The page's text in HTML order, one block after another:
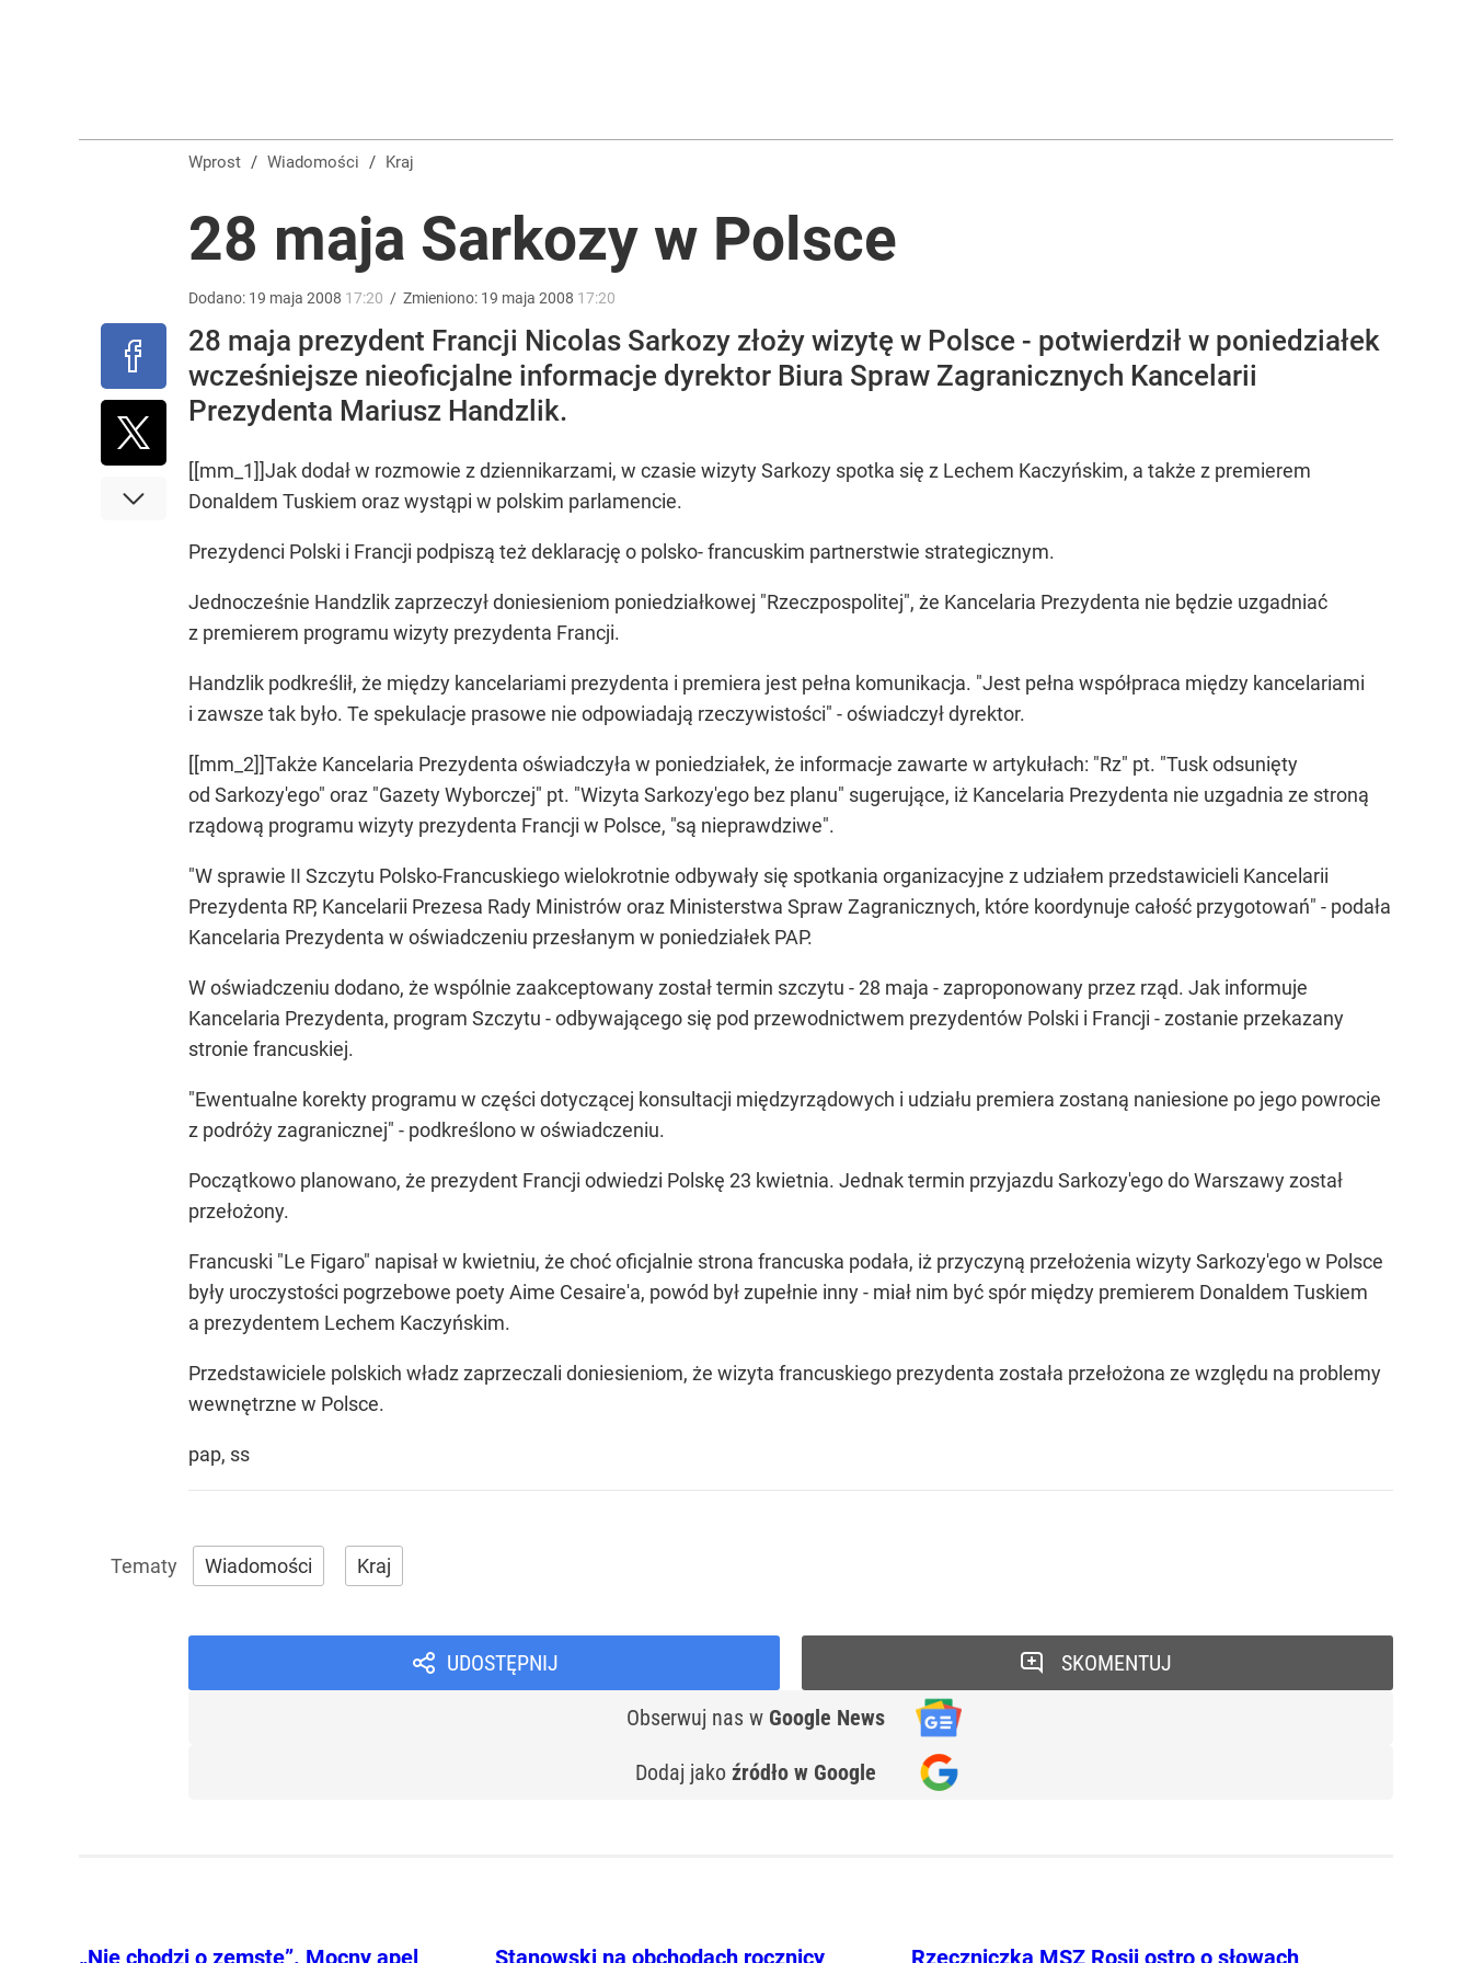
Gorąco w Tatrach, turyści w szoku. Musiała interweniować policja
Tego sondażu premier nie może zlekceważyć. Polacy o przywróceniu CPN
Wprost / Wiadomości / Kraj
28 maja Sarkozy w Polsce
Dodano: 19 maja 2008 17:20 / Zmieniono: 19 maja 2008 17:20
28 maja prezydent Francji Nicolas Sarkozy złoży wizytę w Polsce - potwierdził w poniedziałek
wcześniejsze nieoficjalne informacje dyrektor Biura Spraw Zagranicznych Kancelarii
Prezydenta Mariusz Handzlik.
[[mm_1]]Jak dodał w rozmowie z dziennikarzami, w czasie wizyty Sarkozy spotka się z Lechem Kaczyńskim, a także z premierem
Donaldem Tuskiem oraz wystąpi w polskim parlamencie.
Prezydenci Polski i Francji podpiszą też deklarację o polsko- francuskim partnerstwie strategicznym.
Jednocześnie Handzlik zaprzeczył doniesieniom poniedziałkowej "Rzeczpospolitej", że Kancelaria Prezydenta nie będzie uzgadniać
z premierem programu wizyty prezydenta Francji.
Handzlik podkreślił, że między kancelariami prezydenta i premiera jest pełna komunikacja. "Jest pełna współpraca między kancelariami
i zawsze tak było. Te spekulacje prasowe nie odpowiadają rzeczywistości" - oświadczył dyrektor.
[[mm_2]]Także Kancelaria Prezydenta oświadczyła w poniedziałek, że informacje zawarte w artykułach: "Rz" pt. "Tusk odsunięty
od Sarkozy'ego" oraz "Gazety Wyborczej" pt. "Wizyta Sarkozy'ego bez planu" sugerujące, iż Kancelaria Prezydenta nie uzgadnia ze stroną
rządową programu wizyty prezydenta Francji w Polsce, "są nieprawdziwe".
"W sprawie II Szczytu Polsko-Francuskiego wielokrotnie odbywały się spotkania organizacyjne z udziałem przedstawicieli Kancelarii
Prezydenta RP, Kancelarii Prezesa Rady Ministrów oraz Ministerstwa Spraw Zagranicznych, które koordynuje całość przygotowań" - podała
Kancelaria Prezydenta w oświadczeniu przesłanym w poniedziałek PAP.
W oświadczeniu dodano, że wspólnie zaakceptowany został termin szczytu - 28 maja - zaproponowany przez rząd. Jak informuje
Kancelaria Prezydenta, program Szczytu - odbywającego się pod przewodnictwem prezydentów Polski i Francji - zostanie przekazany
stronie francuskiej.
"Ewentualne korekty programu w części dotyczącej konsultacji międzyrządowych i udziału premiera zostaną naniesione po jego powrocie
z podróży zagranicznej" - podkreślono w oświadczeniu.
Początkowo planowano, że prezydent Francji odwiedzi Polskę 23 kwietnia. Jednak termin przyjazdu Sarkozy'ego do Warszawy został
przełożony.
Francuski "Le Figaro" napisał w kwietniu, że choć oficjalnie strona francuska podała, iż przyczyną przełożenia wizyty Sarkozy'ego w Polsce
były uroczystości pogrzebowe poety Aime Cesaire'a, powód był zupełnie inny - miał nim być spór między premierem Donaldem Tuskiem
a prezydentem Lechem Kaczyńskim.
Przedstawiciele polskich władz zaprzeczali doniesieniom, że wizyta francuskiego prezydenta została przełożona ze względu na problemy
wewnętrzne w Polsce.
pap, ss
Wiadomości Kraj
UDOSTĘPNIJ
Obserwuj nas w Google News
Dodaj jako źródło w Google
SKOMENTUJ
„Nie chodzi o zemstę”. Mocny apel
Stanowski na obchodach rocznicy
Rzeczniczka MSZ Rosji ostro o słowach